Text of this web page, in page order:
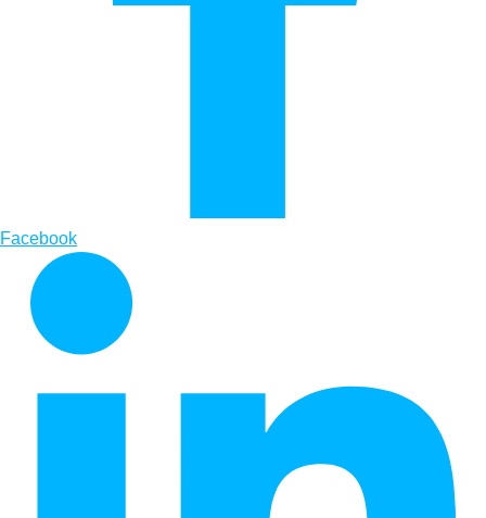
Facebook